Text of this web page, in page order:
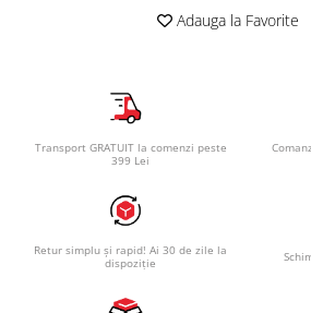
Adauga la Favorite
Transport GRATUIT la comenzi peste
399 Lei
Retur simplu și rapid! Ai 30 de zile la
dispoziție